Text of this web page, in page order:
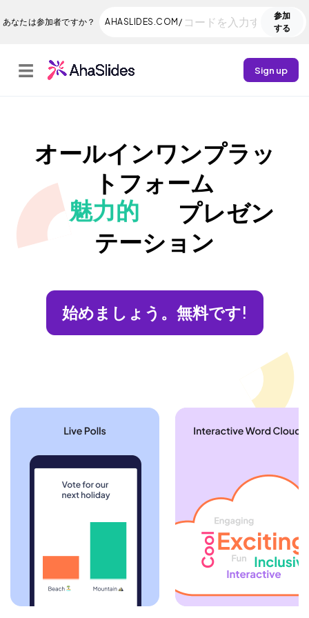
あなたは参加者ですか？ AHASLIDES.COM/
参加
する
☰ Sign up
オールインワンプラッ
トフォーム
魅力的
プレゼン
テーション
始めましょう。無料です!